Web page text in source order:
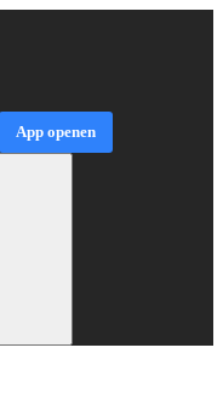
App openen